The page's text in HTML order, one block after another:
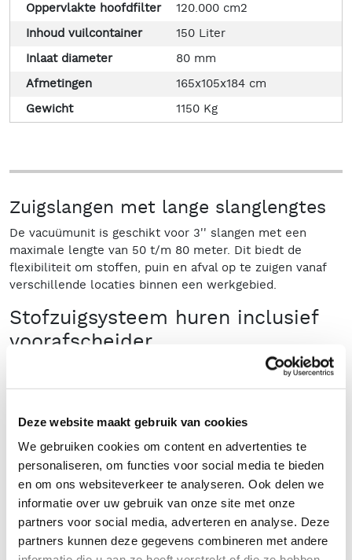
Deze website maakt gebruik van cookies
We gebruiken cookies om content en advertenties te
personaliseren, om functies voor social media te bieden
en om ons websiteverkeer te analyseren. Ook delen we
informatie over uw gebruik van onze site met onze
partners voor social media, adverteren en analyse. Deze
partners kunnen deze gegevens combineren met andere
Oppervlakte hoofdfilter
120.000 cm2
Inhoud vuilcontainer
150 Liter
Inlaat diameter
80 mm
Afmetingen
165x105x184 cm
Gewicht
1150 Kg
Zuigslangen met lange slanglengtes
De vacuümunit is geschikt voor 3'' slangen met een
maximale lengte van 50 t/m 80 meter. Dit biedt de
flexibiliteit om stoffen, puin en afval op te zuigen vanaf
verschillende locaties binnen een werkgebied.
Stofzuigsysteem huren inclusief
voorafscheider
Door de vacuümunit te gebruiken in combinatie met een
cycloon voorafscheider, wordt de opslagcapaciteit
ligt tussen de tussen de 400 t/m 2000 liter. De
direct wordt afgevangen voordat het de vacuümunit
bereikt. Zodra de voorafscheider vol is, kan deze worden
geleegd in een stortbak of Big Bag. Dit systeem maakt
het mogelijk om grote hoeveelheden stof en afval
efficiënt op te zuigen en te verwerken.